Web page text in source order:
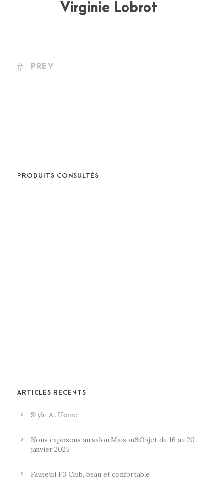
Virginie Lobrot
PREV
PRODUITS CONSULTÉS
ARTICLES RÉCENTS
Style At Home
Nous exposons au salon Maison&Objet du 16 au 20
janvier 2025
Fauteuil F3 Club, beau et confortable